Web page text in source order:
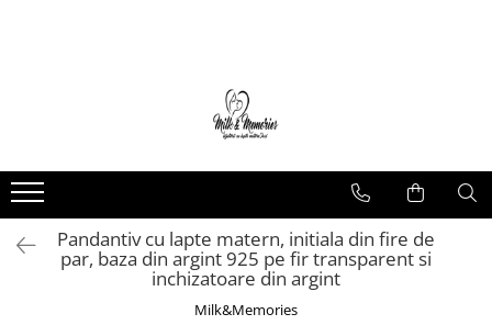
Brățări argint
Brățări șnur
Charm-uri
Cercei
Pandantiv cu lapte matern, initiala din fire de
par, baza din argint 925 pe fir transparent si
inchizatoare din argint
Milk&Memories